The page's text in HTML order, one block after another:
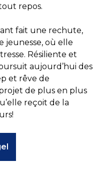
repos.
fait une rechute,
jeunesse, où elle
Résiliente et
aujourd’hui des
et rêve de
de plus en plus
reçoit de la